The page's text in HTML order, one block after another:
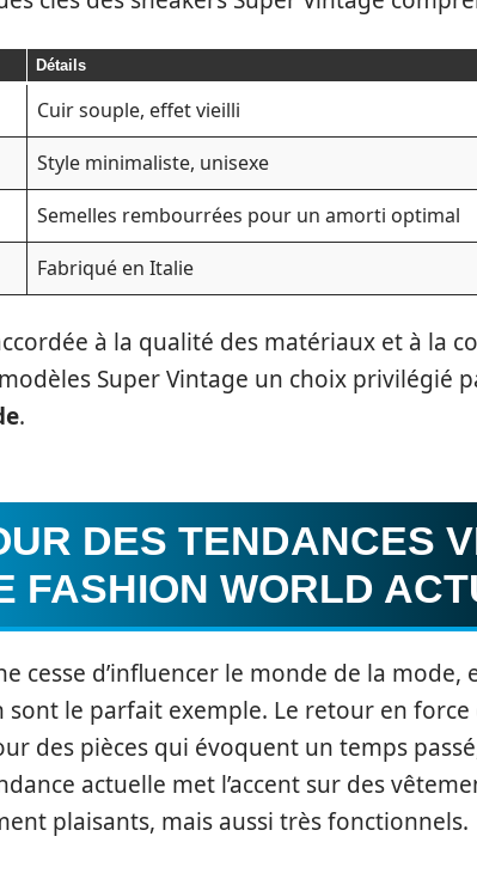
Détails
Cuir souple, effet vieilli
Style minimaliste, unisexe
Semelles rembourrées pour un amorti optimal
Fabriqué en Italie
à la qualité des matériaux et à la
Super Vintage un choix privilégié
.
DES TENDANCES
FASHION WORLD
cesse d’influencer le monde de la mode,
sont le parfait exemple. Le retour en force
des pièces qui évoquent un temps
actuelle met l’accent sur des
plaisants, mais aussi très fonctionnels.